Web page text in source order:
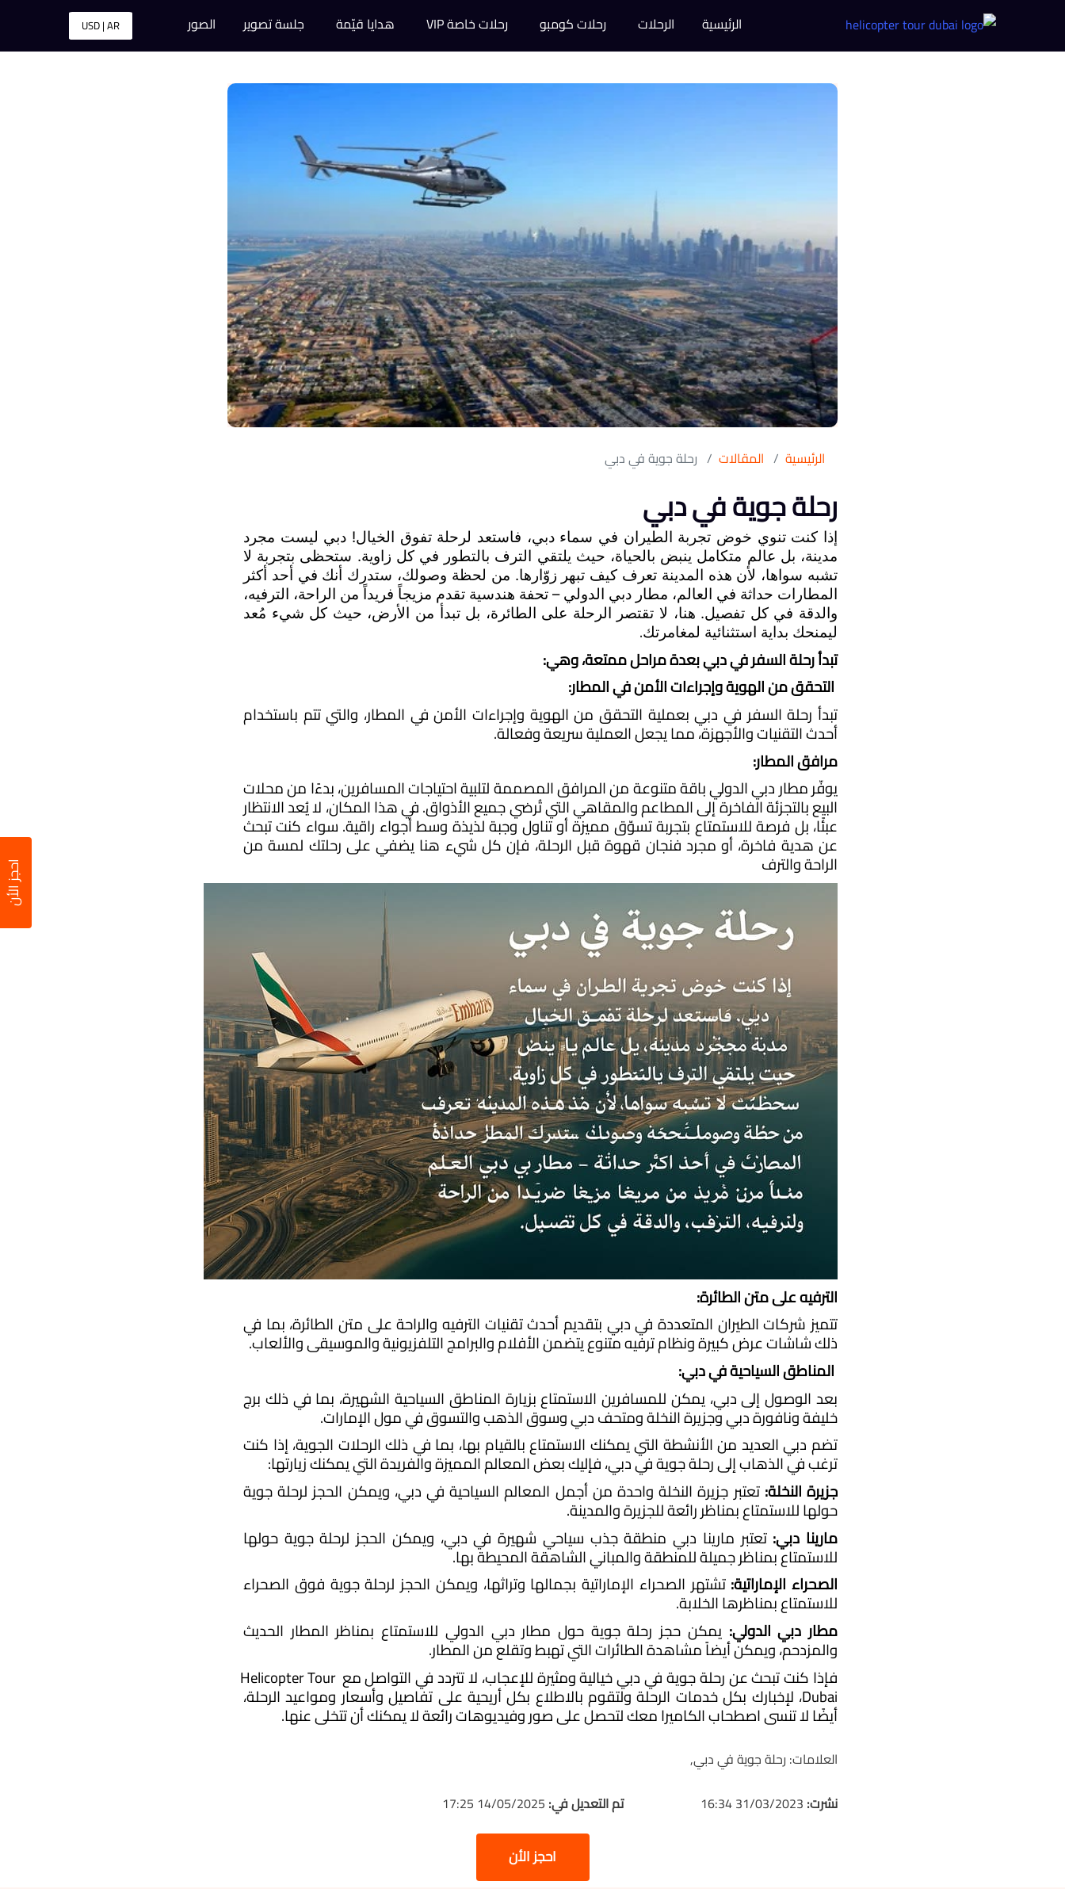
الرئيسية الرحلات رحلات كومبو رحلات خاصة VIP هدايا قيّمة جلسة تصوير الصور USD | AR
احجز الأن
الرئيسية المقالات رحلة جوية في دبي
رحلة جوية في دبي
ليمنحك بداية استثنائية لمغامرتك.
تبدأ رحلة السفر في دبي بعدة مراحل ممتعة، وهي:
أحدث التقنيات والأجهزة، مما يجعل العملية سريعة وفعالة.
مرافق المطار:
البيع بالتجزئة الفاخرة إلى المطاعم والمقاهي التي تُرضي جميع الأذواق. في هذا المكان، لا يُعد الانتظار
الراحة والترف
الترفيه على متن الطائرة:
ذلك شاشات عرض كبيرة ونظام ترفيه متنوع يتضمن الأفلام والبرامج التلفزيونية والموسيقى والألعاب.
خليفة ونافورة دبي وجزيرة النخلة ومتحف دبي وسوق الذهب والتسوق في مول الإمارات.
ترغب في الذهاب إلى رحلة جوية في دبي، فإليك بعض المعالم المميزة والفريدة التي يمكنك زيارتها:
جزيرة النخلة:
حولها للاستمتاع بمناظر رائعة للجزيرة والمدينة.
مارينا دبي:
للاستمتاع بمناظر جميلة للمنطقة والمباني الشاهقة المحيطة بها.
الصحراء الإماراتية:
للاستمتاع بمناظرها الخلابة.
مطار دبي الدولي:
والمزدحم، ويمكن أيضاً مشاهدة الطائرات التي تهبط وتقلع من المطار.
فإذا كنت تبحث عن رحلة جوية في دبي خيالية ومثيرة للإعجاب، لا تتردد في التواصل مع Helicopter Tour
أيضًا لا تنسى اصطحاب الكاميرا معك لتحصل على صور وفيديوهات رائعة لا يمكنك أن تتخلى عنها.
العلامات: رحلة جوية في دبي,
نشرت:
تم التعديل في:
احجز الأن